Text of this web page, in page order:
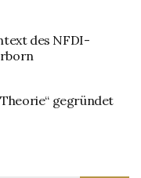
des NFDI-
gegründet